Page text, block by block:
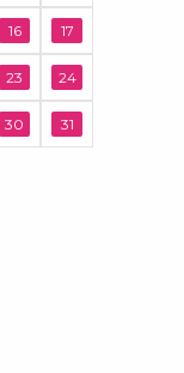
16 17
23 24
30 31